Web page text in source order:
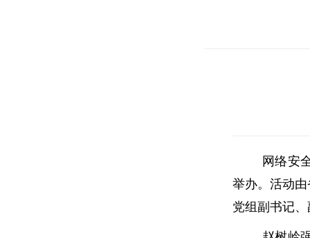
网络安
举办。活动
党组副书记